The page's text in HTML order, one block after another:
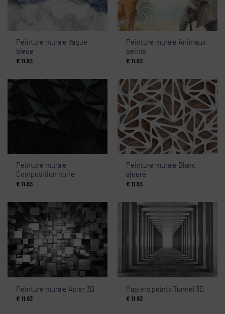
Peinture murale Vague
bleue
€ 11.83
Peinture murale Animaux
peints
€ 11.83
Peinture murale
Composition noire
€ 11.83
Peinture murale Blanc
ajouré
€ 11.83
Peinture murale Acier 3D
€ 11.83
Papiers peints Tunnel 3D
€ 11.83